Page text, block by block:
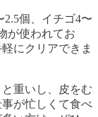
個、イチゴ4〜
が使われてお
にクリアできま
重いし、皮をむ
が忙しくて食べ